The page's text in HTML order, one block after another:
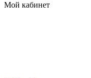
Мой кабинет